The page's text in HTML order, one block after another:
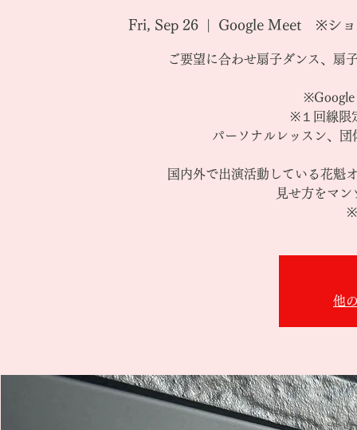
Fri, Sep 26
  |
Google Meet ※ショ
ご要望に合わせ扇子ダンス、扇
※Google
※１回線限
パーソナルレッスン、
国内外で出演活動している花魁
見せ方をマ
※
他